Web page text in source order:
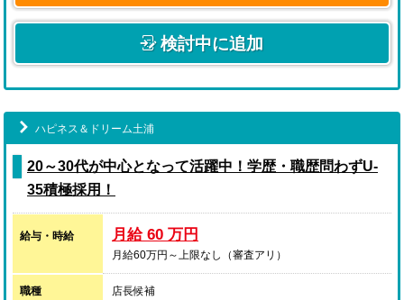
検討中に追加
ハピネス＆ドリーム土浦
20～30代が中心となって活躍中！学歴・職歴問わずU-
35積極採用！
給与・時給 月給 60 万円
月給60万円～上限なし（審査アリ）
職種 店長候補